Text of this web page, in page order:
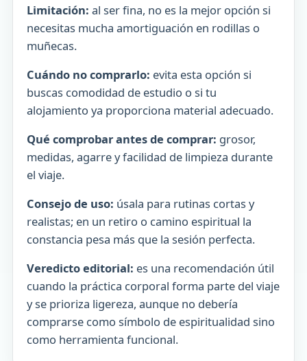
Limitación: al ser fina, no es la mejor opción si
necesitas mucha amortiguación en rodillas o
muñecas.
Cuándo no comprarlo: evita esta opción si
buscas comodidad de estudio o si tu
alojamiento ya proporciona material adecuado.
Qué comprobar antes de comprar: grosor,
medidas, agarre y facilidad de limpieza durante
el viaje.
Consejo de uso: úsala para rutinas cortas y
realistas; en un retiro o camino espiritual la
constancia pesa más que la sesión perfecta.
Veredicto editorial: es una recomendación útil
cuando la práctica corporal forma parte del viaje
y se prioriza ligereza, aunque no debería
comprarse como símbolo de espiritualidad sino
como herramienta funcional.